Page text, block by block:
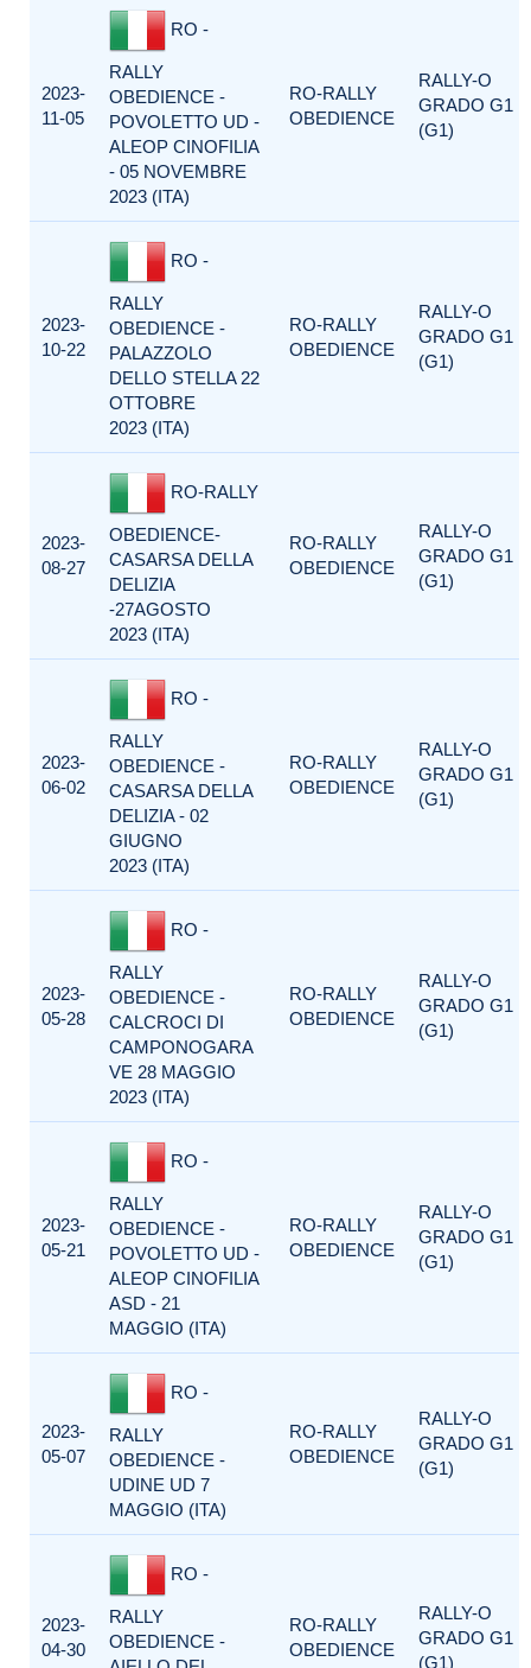
2023-
11-05
RO -
RALLY
OBEDIENCE -
POVOLETTO UD -
ALEOP CINOFILIA
- 05 NOVEMBRE
2023 (ITA)
RO-RALLY
OBEDIENCE
RALLY-O
GRADO G1
(G1)
2023-
10-22
RO -
RALLY
OBEDIENCE -
PALAZZOLO
DELLO STELLA 22
OTTOBRE
2023 (ITA)
RO-RALLY
OBEDIENCE
RALLY-O
GRADO G1
(G1)
2023-
08-27
RO-RALLY
OBEDIENCE-
CASARSA DELLA
DELIZIA
-27AGOSTO
2023 (ITA)
RO-RALLY
OBEDIENCE
RALLY-O
GRADO G1
(G1)
2023-
06-02
RO -
RALLY
OBEDIENCE -
CASARSA DELLA
DELIZIA - 02
GIUGNO
2023 (ITA)
RO-RALLY
OBEDIENCE
RALLY-O
GRADO G1
(G1)
2023-
05-28
RO -
RALLY
OBEDIENCE -
CALCROCI DI
CAMPONOGARA
VE 28 MAGGIO
2023 (ITA)
RO-RALLY
OBEDIENCE
RALLY-O
GRADO G1
(G1)
2023-
05-21
RO -
RALLY
OBEDIENCE -
POVOLETTO UD -
ALEOP CINOFILIA
ASD - 21
MAGGIO (ITA)
RO-RALLY
OBEDIENCE
RALLY-O
GRADO G1
(G1)
2023-
05-07
RO -
RALLY
OBEDIENCE -
UDINE UD 7
MAGGIO (ITA)
RO-RALLY
OBEDIENCE
RALLY-O
GRADO G1
(G1)
2023-
04-30
RO -
RALLY
OBEDIENCE -
RO-RALLY
OBEDIENCE
RALLY-O
GRADO G1
(G1)